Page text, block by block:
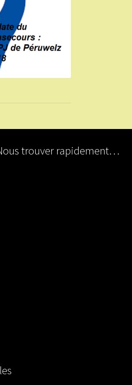
trouver rapidement…